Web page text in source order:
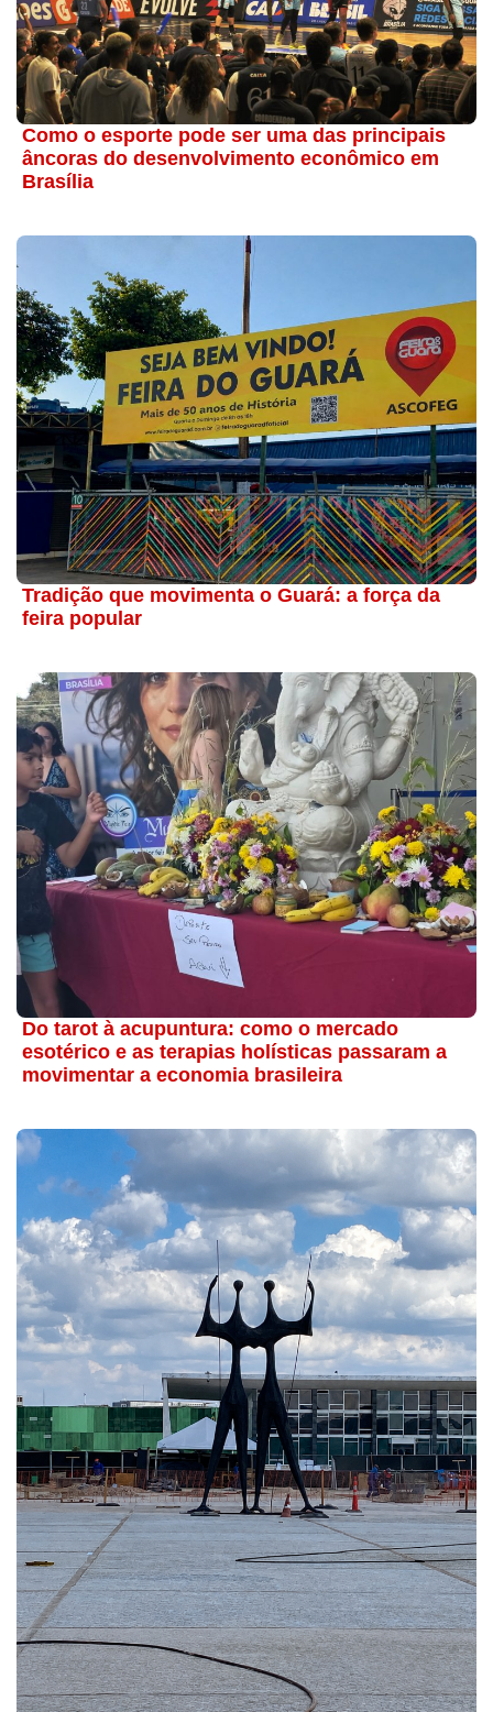
Como o esporte pode ser uma das principais
âncoras do desenvolvimento econômico em
Brasília
Tradição que movimenta o Guará: a força da
feira popular
Do tarot à acupuntura: como o mercado
esotérico e as terapias holísticas passaram a
movimentar a economia brasileira